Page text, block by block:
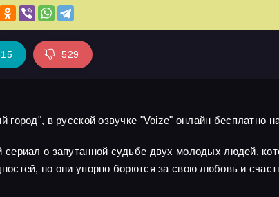
529
в русской озвучке "Voize" онлайн бесплатно
сериал о запутанной судьбе двух молодых людей,
но они упорно борются за свою любовь и